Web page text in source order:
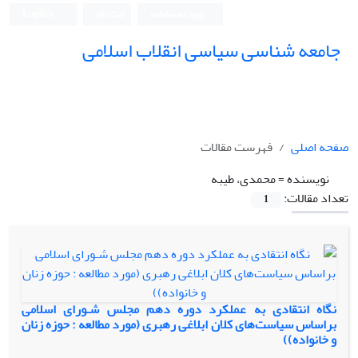
جامعه شناسی سیاسی انقلاب اسلامی
صفحه اصلی
فهرست مقالات
نویسنده =محمدی، طیبه
تعداد مقالات:
1
نگاه انتقادی به عملکرد دوره دهم مجلس شـورای اسلامی
براساس سیاست‌های کلان ابلاغی رهبری (مورد مطالعه : حوزه زنان
و خانواده))